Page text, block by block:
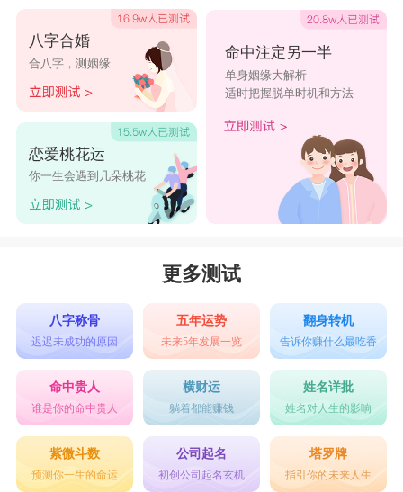
八字合婚
合八字，测姻缘
恋爱桃花运
你一生会遇到几朵桃花
命中注定另一半
单身姻缘大解析
适时把握脱单时机和方法
更多测试
八字称骨
迟迟未成功的原因
五年运势
未来5年发展一览
翻身转机
告诉你赚什么最吃香
命中贵人
谁是你的命中贵人
横财运
躺着都能赚钱
姓名详批
姓名对人生的影响
紫微斗数
预测你一生的命运
公司起名
初创公司起名玄机
塔罗牌
指引你的未来人生